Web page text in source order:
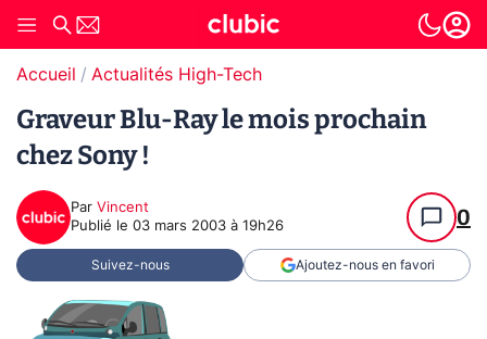
Accueil Actualités High-Tech
Graveur Blu-Ray le mois prochain
chez Sony !
Par Vincent
Publié le 03 mars 2003 à 19h26 0
Suivez-nous Ajoutez-nous en favori